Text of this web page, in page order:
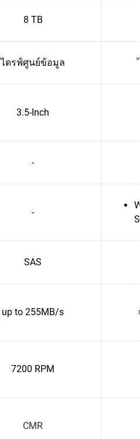
8 TB
ไดรฟ์ศูนย์ข้อมูล
3.5-Inch
-
-
SAS
up to 255MB/s
7200 RPM
CMR